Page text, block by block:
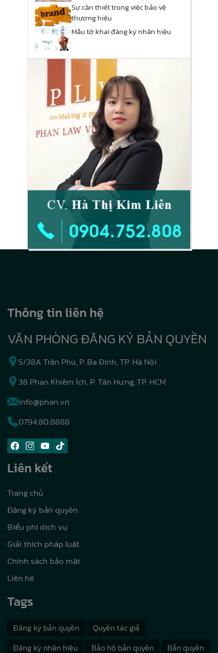
Sự cần thiết trong việc bảo vệ
thương hiệu
Mẫu tờ khai đăng ký nhãn hiệu
Thông tin liên hệ
VĂN PHÒNG ĐĂNG KÝ BẢN QUYỀN
5/38A Trần Phú, P. Ba Đình, TP. Hà Nội
38 Phan Khiêm Ích, P. Tân Hưng, TP. HCM
info@phan.vn
0794.80.8888
Liên kết
Trang chủ
Đăng ký bản quyền
Biểu phí dịch vụ
Giải thích pháp luật
Chính sách bảo mật
Liên hệ
Tags
Đăng ký bản quyền
Quyền tác giả
Đăng ký nhãn hiệu
Bảo hộ bản quyền Bản quyền